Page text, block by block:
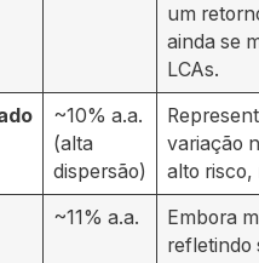
um
ainda se
LCAs.
~10% a.a.
(alta
dispersão)
variação
alto risco,
~11% a.a.
Embora
refletindo